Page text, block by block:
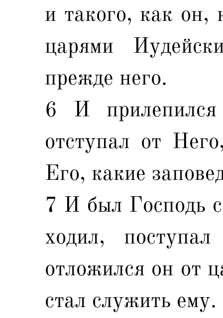
и такого, как он,
царями
прежде него.
6 И
отступал от
Его, какие
7 И был Господь
ходил,
отложился он от
стал служить ему.